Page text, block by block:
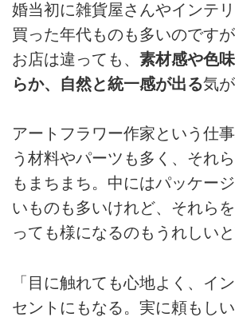
婚当初に雑貨屋さんやインテ
買った年代ものも多いのです
お店は違っても、 素材感や色
らか、自然と統一感が出る気
アートフラワー作家という仕
う材料やパーツも多く、それ
もまちまち。中にはパッケー
いものも多いけれど、それら
っても様になるのもうれしいと
「目に触れても心地よく、イ
セントにもなる。実に頼もしい